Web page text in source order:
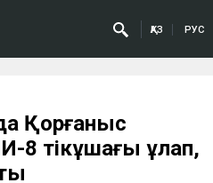
ҚАЗ РУС
Қорғаныс
8 тікұшағы құлап,